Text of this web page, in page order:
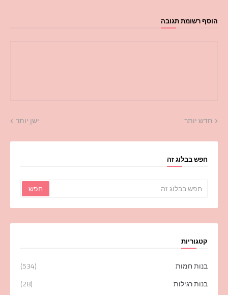
הוסף רשומת תגובה
חדש יותר ישן יותר
חפש בבלוג זה
קטגוריות
בנות חמות
(534)
בנות רגילות
(28)